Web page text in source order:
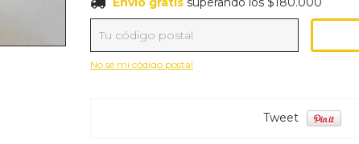
No sé mi código postal
Tweet